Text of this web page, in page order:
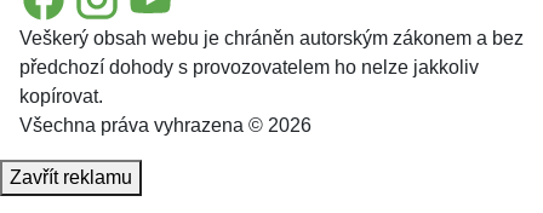
Veškerý obsah webu je chráněn autorským zákonem a bez
předchozí dohody s provozovatelem ho nelze jakkoliv
kopírovat.
Všechna práva vyhrazena © 2026
Zavřít reklamu